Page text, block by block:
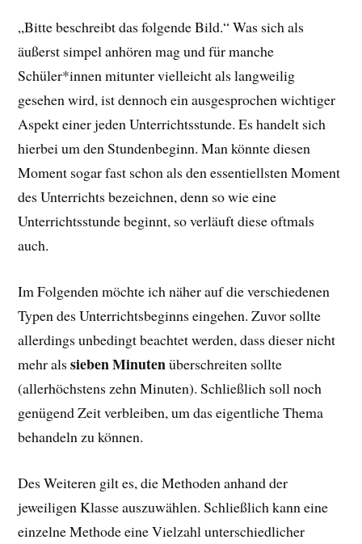
„Bitte beschreibt das folgende Bild.“ Was sich als
äußerst simpel anhören mag und für manche
Schüler*innen mitunter vielleicht als langweilig
gesehen wird, ist dennoch ein ausgesprochen wichtiger
Aspekt einer jeden Unterrichtsstunde. Es handelt sich
hierbei um den Stundenbeginn. Man könnte diesen
Moment sogar fast schon als den essentiellsten Moment
des Unterrichts bezeichnen, denn so wie eine
Unterrichtsstunde beginnt, so verläuft diese oftmals
auch.
Im Folgenden möchte ich näher auf die verschiedenen
Typen des Unterrichtsbeginns eingehen. Zuvor sollte
allerdings unbedingt beachtet werden, dass dieser nicht
mehr alssieben Minutenüberschreiten sollte
(allerhöchstens zehn Minuten). Schließlich soll noch
genügend Zeit verbleiben, um das eigentliche Thema
behandeln zu können.
Des Weiteren gilt es, die Methoden anhand der
jeweiligen Klasse auszuwählen. Schließlich kann eine
einzelne Methode eine Vielzahl unterschiedlicher